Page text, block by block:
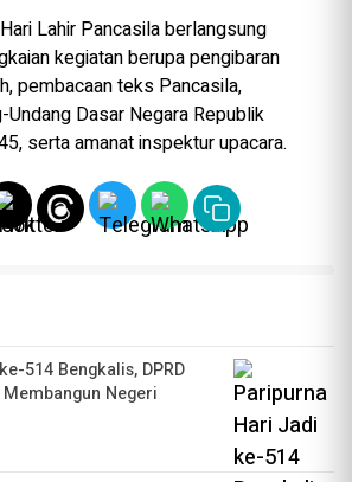
Lahir Pancasila berlangsung
kegiatan berupa pengibaran
pembacaan teks Pancasila,
Undang Dasar Negara Republik
serta amanat inspektur upacara.
514 Bengkalis, DPRD
Negeri